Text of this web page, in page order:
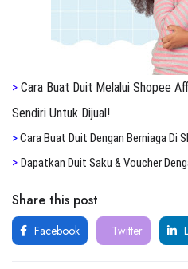
> Cara Buat Duit Melalui Shopee
Sendiri Untuk Dijual!
>Cara Buat Duit Dengan Berniaga Di
> Dapatkan Duit Saku & Voucher
Share this post
Facebook Twitter